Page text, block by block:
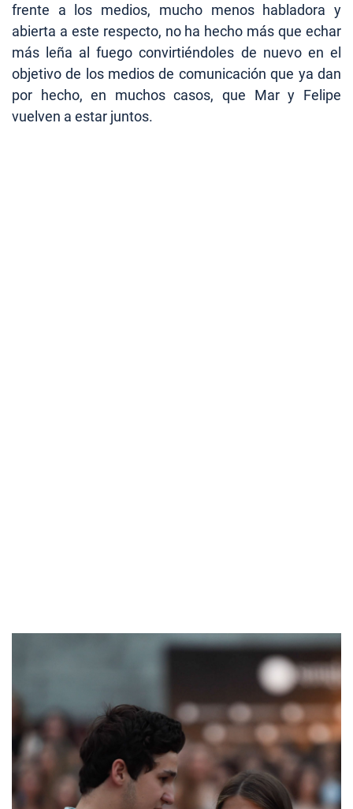
frente a los medios, mucho menos habladora y
abierta a este respecto, no ha hecho más que echar
más leña al fuego convirtiéndoles de nuevo en el
objetivo de los medios de comunicación que ya dan
por hecho, en muchos casos, que Mar y Felipe
vuelven a estar juntos.